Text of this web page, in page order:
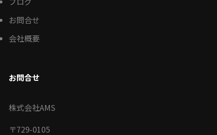
お問合せ
会社概要
お問合せ
株式会社AMS
〒729-0105